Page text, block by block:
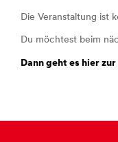
Die Veranstaltung ist
Du möchtest beim
Dann geht es hier